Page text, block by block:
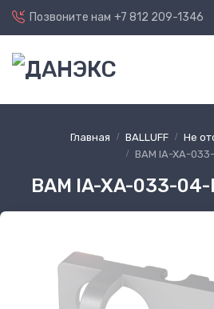
Позвоните нам +7 812 209-1346
Главная BALLUFF
Не
BAM IA-XA-
BAM IA-XA-033-04-